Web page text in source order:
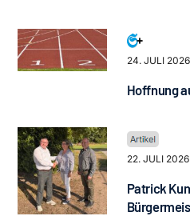
24. JULI 2026
Hoffnung
22. JULI 2026
Patrick